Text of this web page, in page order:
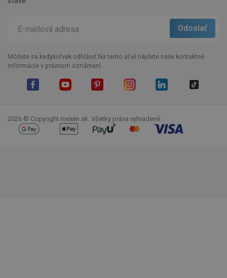
Môžete sa kedykoľvek odhlásiť.Na tento účel nájdete naše kontaktné
informácie v právnom oznámení.
2026 © Copyright mexen.sk. Všetky práva vyhradené.